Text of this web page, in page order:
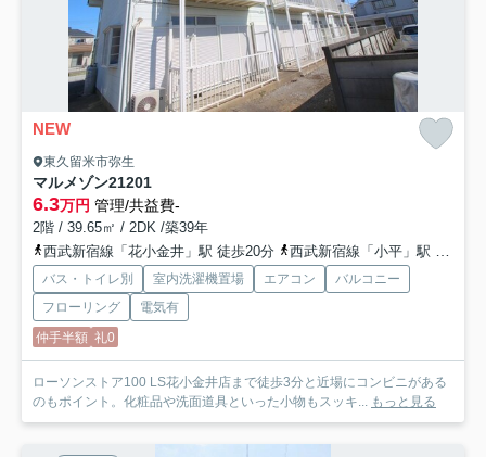
NEW
東久留米市弥生
マルメゾン21201
6.3万円 管理/共益費-
2階 / 39.65㎡ / 2DK /築39年
西武新宿線「花小金井」駅 徒歩20分
西武新宿線「小平」駅 徒歩23分
バス・トイレ別 室内洗濯機置場 エアコン
バルコニー
フローリング
電気有
仲手半額 礼0
ローソンストア100 LS花小金井店まで徒歩3分と近場にコンビニがある
のもポイント。化粧品や洗面道具といった小物もスッキ...
もっと見る